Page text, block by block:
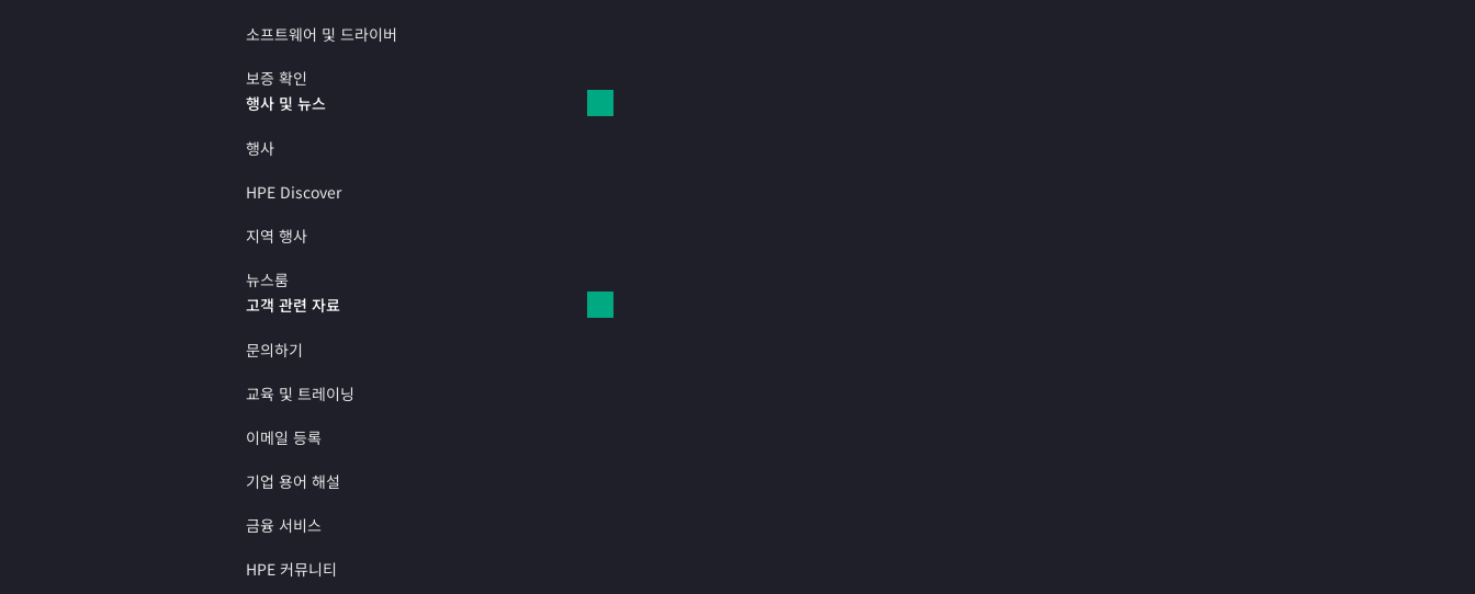
소프트웨어 및 드라이버
보증 확인
행사 및 뉴스
행사
HPE Discover
지역 행사
뉴스룸
고객 관련 자료
문의하기
교육 및 트레이닝
이메일 등록
기업 용어 해설
금융 서비스
HPE 커뮤니티